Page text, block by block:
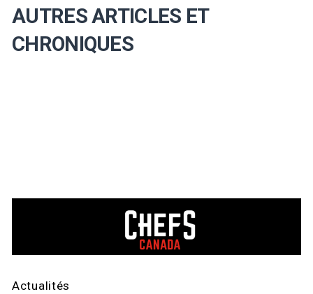
AUTRES ARTICLES ET
CHRONIQUES
Actualités